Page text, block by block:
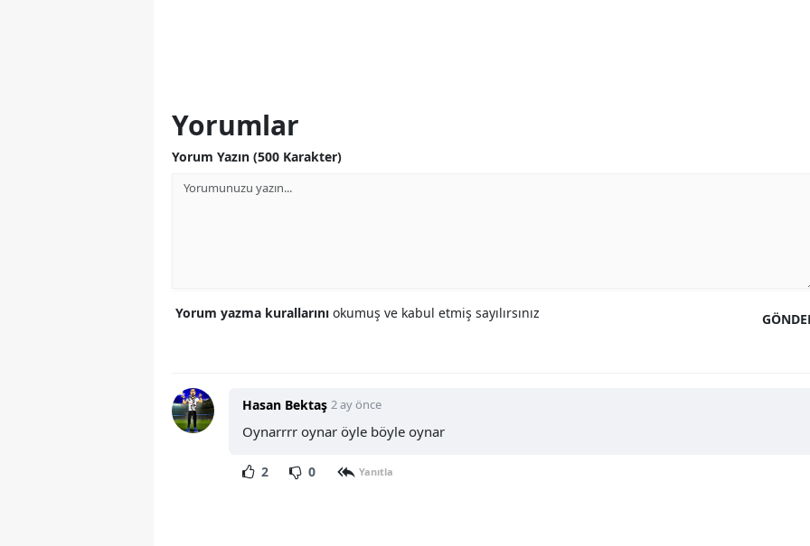
Yorumlar
Yorum Yazın (500 Karakter)
Yorum yazma kurallarını okumuş ve kabul etmiş sayılırsınız
Hasan Bektaş 2 ay önce
Oynarrrr oynar öyle böyle oynar
2 0 Yanıtla